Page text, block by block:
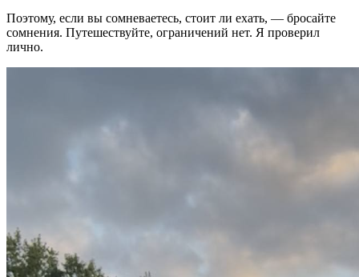
Поэтому, если вы сомневаетесь, стоит ли ехать, — бросайте
сомнения. Путешествуйте, ограничений нет. Я проверил
лично.